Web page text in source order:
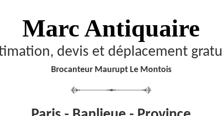
Marc Antiquaire
devis et déplacement
Brocanteur Maurupt Le Montois